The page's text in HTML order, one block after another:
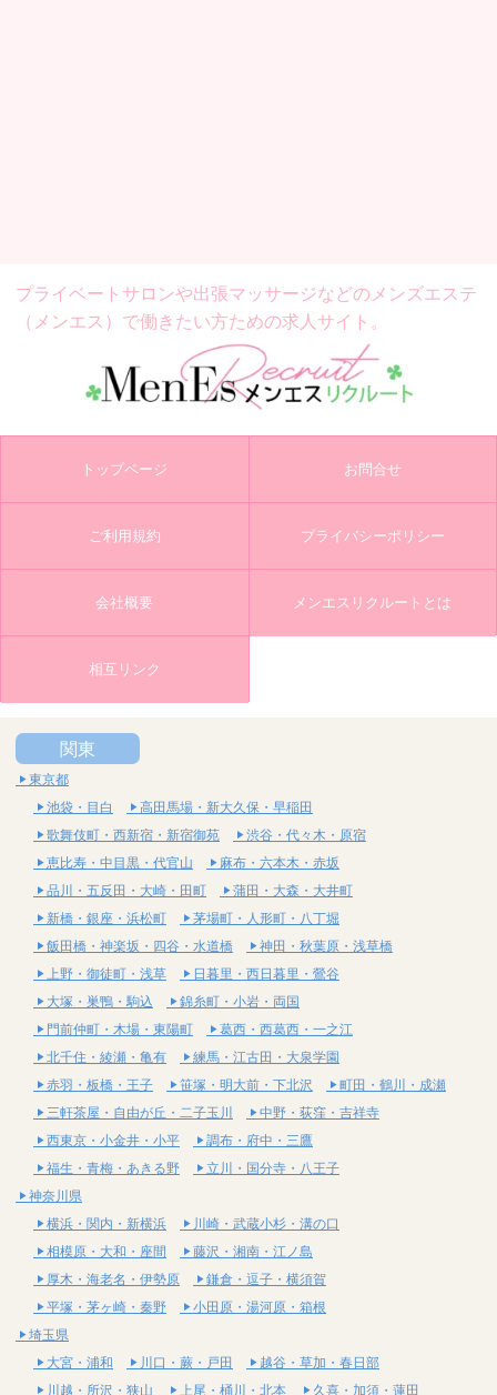
プライベートサロンや出張マッサージなどの メンズエステ
（メンエス）で働きたい方ための求人サイト。
トップページ お問合せ
ご利用規約 プライバシーポリシー
会社概要 メンエスリクルートとは
相互リンク
関東
東京都
池袋・目白
高田馬場・新大久保・早稲田
歌舞伎町・西新宿・新宿御苑
渋谷・代々木・原宿
恵比寿・中目黒・代官山
麻布・六本木・赤坂
品川・五反田・大崎・田町
蒲田・大森・大井町
新橋・銀座・浜松町
茅場町・人形町・八丁堀
飯田橋・神楽坂・四谷・水道橋
神田・秋葉原・浅草橋
上野・御徒町・浅草
日暮里・西日暮里・鶯谷
大塚・巣鴨・駒込
錦糸町・小岩・両国
門前仲町・木場・東陽町
葛西・西葛西・一之江
北千住・綾瀬・亀有
練馬・江古田・大泉学園
赤羽・板橋・王子
笹塚・明大前・下北沢
町田・鶴川・成瀬
三軒茶屋・自由が丘・二子玉川
中野・荻窪・吉祥寺
西東京・小金井・小平
調布・府中・三鷹
福生・青梅・あきる野
立川・国分寺・八王子
神奈川県
横浜・関内・新横浜
川崎・武蔵小杉・溝の口
相模原・大和・座間
藤沢・湘南・江ノ島
厚木・海老名・伊勢原
鎌倉・逗子・横須賀
平塚・茅ヶ崎・秦野
小田原・湯河原・箱根
埼玉県
大宮・浦和
川口・蕨・戸田
越谷・草加・春日部
川越・所沢・狭山
上尾・桶川・北本 久喜・加須・蓮田